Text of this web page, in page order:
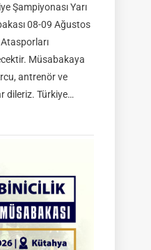
Şampiyonası Yarı
08-09 Ağustos
Müsabakaya
antrenör ve
dileriz. Türkiye…